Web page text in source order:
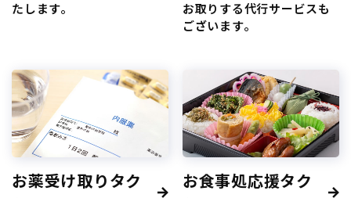
たします。
お取りする代行サービスも
ございます。
お薬受け取りタク
お食事処応援タク